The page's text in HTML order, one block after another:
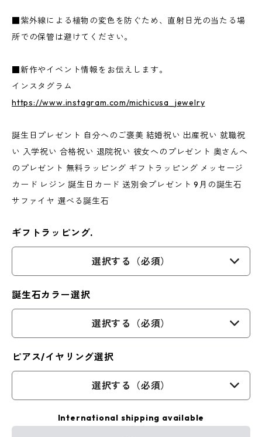
■紫外線による植物の変色を防ぐため、直射日光の当たる場
所での保管は避けてください。
■新作やイベント情報をお伝えします。
インスタグラム
https://www.instagram.com/michicusa_jewelry
誕生日プレゼント 自分へのご褒美 結婚祝い 出産祝い 就職祝
い 入学祝い 合格祝い 退院祝い 彼女へのプレゼント 奥さんへ
のプレゼント 無料ラッピング ギフトラッピング メッセージ
カード レジン 誕生日カード 送別会プレゼント 9月の誕生石
サファイヤ 選べる誕生石
ギフトラッピング.
選択する（必須）
誕生石カラー選択
選択する（必須）
ピアス/イヤリング選択
選択する（必須）
International shipping available